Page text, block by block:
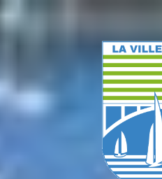
Skip
to